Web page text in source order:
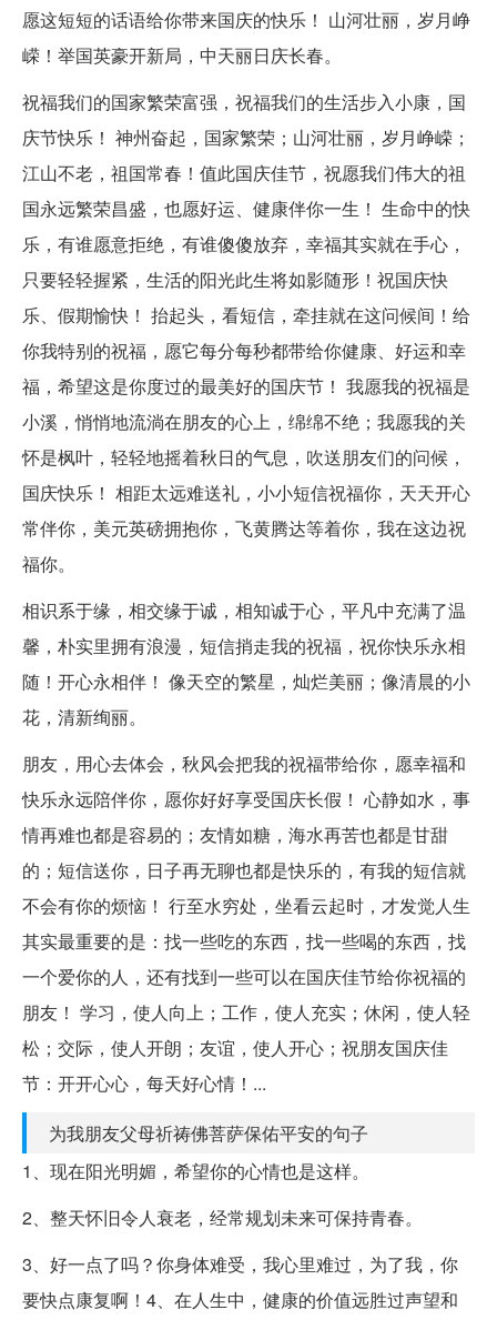
愿这短短的话语给你带来国庆的快乐！ 山河壮丽，岁月峥
嵘！举国英豪开新局，中天丽日庆长春。
祝福我们的国家繁荣富强，祝福我们的生活步入小康，国
庆节快乐！ 神州奋起，国家繁荣；山河壮丽，岁月峥嵘；
江山不老，祖国常春！值此国庆佳节，祝愿我们伟大的祖
国永远繁荣昌盛，也愿好运、健康伴你一生！ 生命中的快
乐，有谁愿意拒绝，有谁傻傻放弃，幸福其实就在手心，
只要轻轻握紧，生活的阳光此生将如影随形！祝国庆快
乐、假期愉快！ 抬起头，看短信，牵挂就在这问候间！给
你我特别的祝福，愿它每分每秒都带给你健康、好运和幸
福，希望这是你度过的最美好的国庆节！ 我愿我的祝福是
小溪，悄悄地流淌在朋友的心上，绵绵不绝；我愿我的关
怀是枫叶，轻轻地摇着秋日的气息，吹送朋友们的问候，
国庆快乐！ 相距太远难送礼，小小短信祝福你，天天开心
常伴你，美元英磅拥抱你，飞黄腾达等着你，我在这边祝
福你。
相识系于缘，相交缘于诚，相知诚于心，平凡中充满了温
馨，朴实里拥有浪漫，短信捎走我的祝福，祝你快乐永相
随！开心永相伴！ 像天空的繁星，灿烂美丽；像清晨的小
花，清新绚丽。
朋友，用心去体会，秋风会把我的祝福带给你，愿幸福和
快乐永远陪伴你，愿你好好享受国庆长假！ 心静如水，事
情再难也都是容易的；友情如糖，海水再苦也都是甘甜
的；短信送你，日子再无聊也都是快乐的，有我的短信就
不会有你的烦恼！ 行至水穷处，坐看云起时，才发觉人生
其实最重要的是：找一些吃的东西，找一些喝的东西，找
一个爱你的人，还有找到一些可以在国庆佳节给你祝福的
朋友！ 学习，使人向上；工作，使人充实；休闲，使人轻
松；交际，使人开朗；友谊，使人开心；祝朋友国庆佳
节：开开心心，每天好心情！...
为我朋友父母祈祷佛菩萨保佑平安的句子
1、现在阳光明媚，希望你的心情也是这样。
2、整天怀旧令人衰老，经常规划未来可保持青春。
3、好一点了吗？你身体难受，我心里难过，为了我，你
要快点康复啊！4、在人生中，健康的价值远胜过声望和